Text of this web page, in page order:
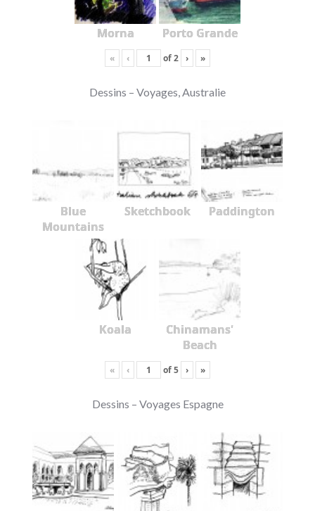
Morna Porto Grande
« ‹ of2 › »
Dessins – Voyages, Australie
Blue
Mountains
Sketchbook Paddington
Koala
Chinamans'
Beach
« ‹ of5 › »
Dessins – Voyages Espagne